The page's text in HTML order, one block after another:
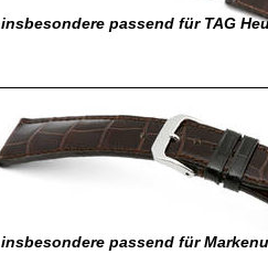
insbesondere passend für TAG
insbesondere passend für